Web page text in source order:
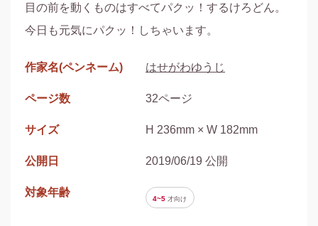
目の前を動くものはすべてパクッ！するけろどん。
今日も元気にパクッ！しちゃいます。
作家名(ペンネーム) はせがわゆうじ
ページ数 32ページ
サイズ H 236mm × W 182mm
公開日 2019/06/19 公開
対象年齢
4~5 才向け